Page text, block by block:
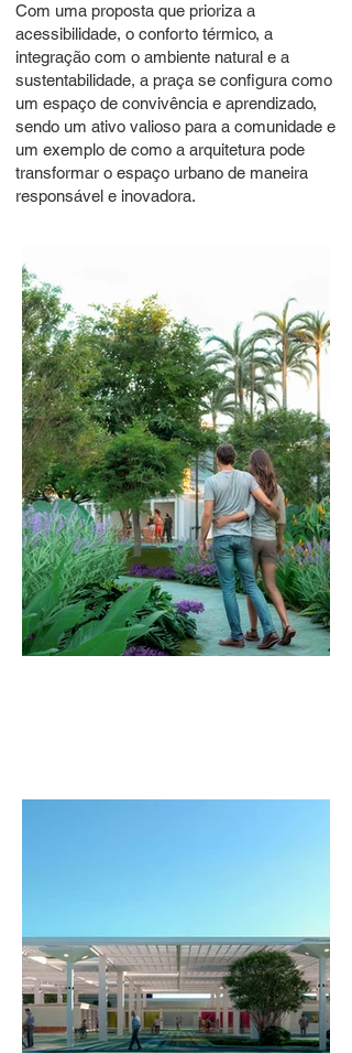
Com uma proposta que prioriza a
acessibilidade, o conforto térmico, a
integração com o ambiente natural e a
sustentabilidade, a praça se configura como
um espaço de convivência e aprendizado,
sendo um ativo valioso para a comunidade e
um exemplo de como a arquitetura pode
transformar o espaço urbano de maneira
responsável e inovadora.